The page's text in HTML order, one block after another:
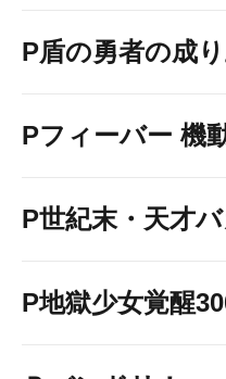
P盾の勇者の成
Pフィーバー 機
P世紀末・天才
P地獄少女覚醒